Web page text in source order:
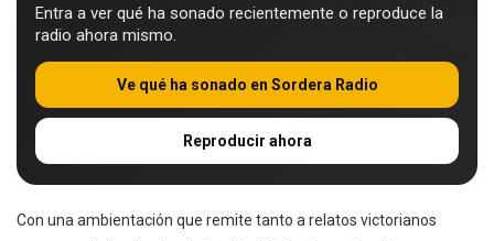
Entra a ver qué ha sonado recientemente o reproduce la
radio ahora mismo.
Ve qué ha sonado en Sordera Radio
Reproducir ahora
Con una ambientación que remite tanto a relatos victorianos